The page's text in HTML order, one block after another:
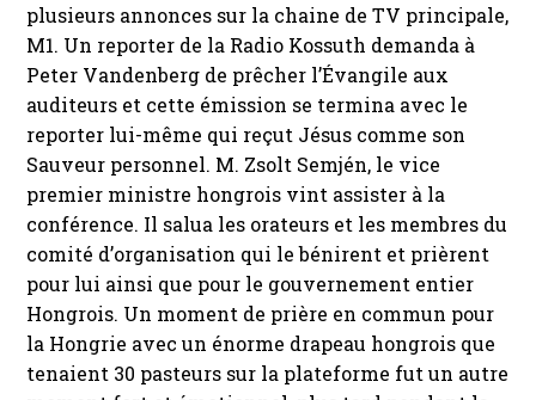
plusieurs annonces sur la chaine de TV principale,
M1. Un reporter de la Radio Kossuth demanda à
Peter Vandenberg de prêcher l’Évangile aux
auditeurs et cette émission se termina avec le
reporter lui-même qui reçut Jésus comme son
Sauveur personnel. M. Zsolt Semjén, le vice
premier ministre hongrois vint assister à la
conférence. Il salua les orateurs et les membres du
comité d’organisation qui le bénirent et prièrent
pour lui ainsi que pour le gouvernement entier
Hongrois. Un moment de prière en commun pour
la Hongrie avec un énorme drapeau hongrois que
tenaient 30 pasteurs sur la plateforme fut un autre